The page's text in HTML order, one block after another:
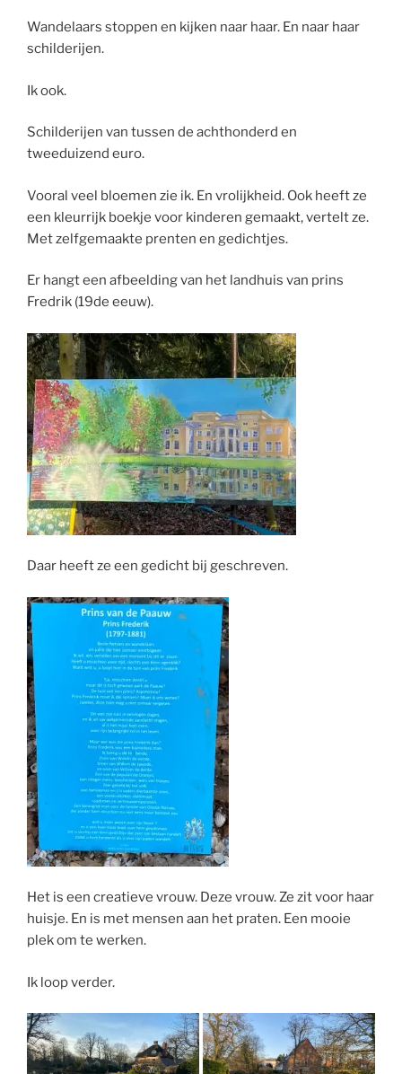
Wandelaars stoppen en kijken naar haar. En naar haar
schilderijen.
Ik ook.
Schilderijen van tussen de achthonderd en
tweeduizend euro.
Vooral veel bloemen zie ik. En vrolijkheid. Ook heeft ze
een kleurrijk boekje voor kinderen gemaakt, vertelt ze.
Met zelfgemaakte prenten en gedichtjes.
Er hangt een afbeelding van het landhuis van prins
Fredrik (19de eeuw).
Daar heeft ze een gedicht bij geschreven.
Het is een creatieve vrouw. Deze vrouw. Ze zit voor haar
huisje. En is met mensen aan het praten. Een mooie
plek om te werken.
Ik loop verder.